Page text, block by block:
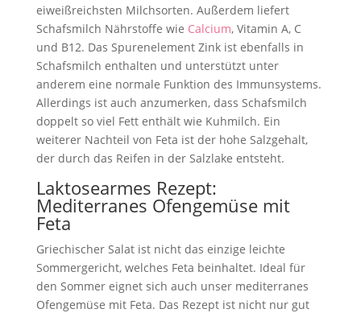
eiweißreichsten Milchsorten. Außerdem liefert
Schafsmilch Nährstoffe wie Calcium, Vitamin A, C
und B12. Das Spurenelement Zink ist ebenfalls in
Schafsmilch enthalten und unterstützt unter
anderem eine normale Funktion des Immunsystems.
Allerdings ist auch anzumerken, dass Schafsmilch
doppelt so viel Fett enthält wie Kuhmilch. Ein
weiterer Nachteil von Feta ist der hohe Salzgehalt,
der durch das Reifen in der Salzlake entsteht.
Laktosearmes Rezept:
Mediterranes Ofengemüse mit
Feta
Griechischer Salat ist nicht das einzige leichte
Sommergericht, welches Feta beinhaltet. Ideal für
den Sommer eignet sich auch unser mediterranes
Ofengemüse mit Feta. Das Rezept ist nicht nur gut